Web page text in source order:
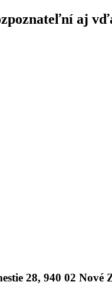
aj
28, 940 02 Nové